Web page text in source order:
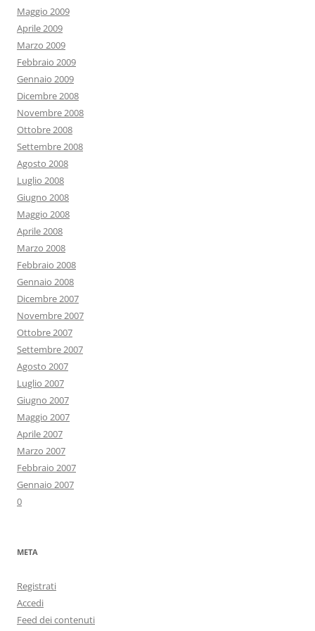
Maggio 2009
Aprile 2009
Marzo 2009
Febbraio 2009
Gennaio 2009
Dicembre 2008
Novembre 2008
Ottobre 2008
Settembre 2008
Agosto 2008
Luglio 2008
Giugno 2008
Maggio 2008
Aprile 2008
Marzo 2008
Febbraio 2008
Gennaio 2008
Dicembre 2007
Novembre 2007
Ottobre 2007
Settembre 2007
Agosto 2007
Luglio 2007
Giugno 2007
Maggio 2007
Aprile 2007
Marzo 2007
Febbraio 2007
Gennaio 2007
0
META
Registrati
Accedi
Feed dei contenuti